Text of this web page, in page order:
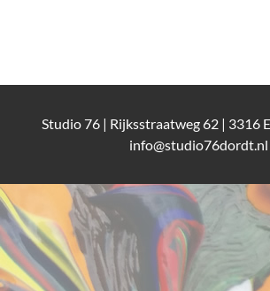
Studio 76 | Rijksstraatweg 62 | 3316
info@studio76dordt.nl